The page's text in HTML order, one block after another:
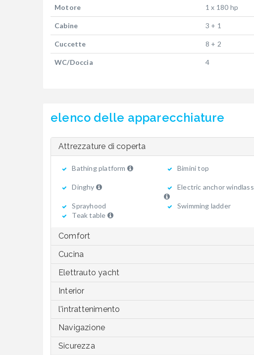
Motore 1 x 180 hp
Cabine 3 + 1
Cuccette 8 + 2
WC/Doccia 4
elenco delle apparecchiature
Attrezzature di coperta
Bathing platform Bimini top
Dinghy
Electric anchor windlass
Sprayhood
Swimming ladder
Teak table
Comfort
Cucina
Elettrauto yacht
Interior
l'intrattenimento
Navigazione
Sicurezza